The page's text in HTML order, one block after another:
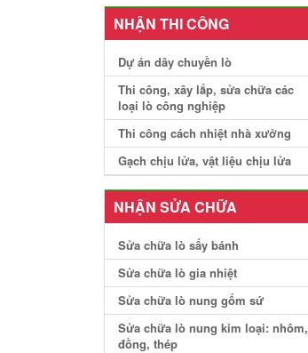
NHẬN THI CÔNG
Dự án dây chuyền lò
Thi công, xây lắp, sửa chữa các
loại lò công nghiệp
Thi công cách nhiệt nhà xưởng
Gạch chịu lửa, vật liệu chịu lửa
NHẬN SỬA CHỮA
Sửa chữa lò sấy bánh
Sửa chữa lò gia nhiệt
Sửa chữa lò nung gốm sứ
Sửa chữa lò nung kim loại: nhôm,
đồng, thép